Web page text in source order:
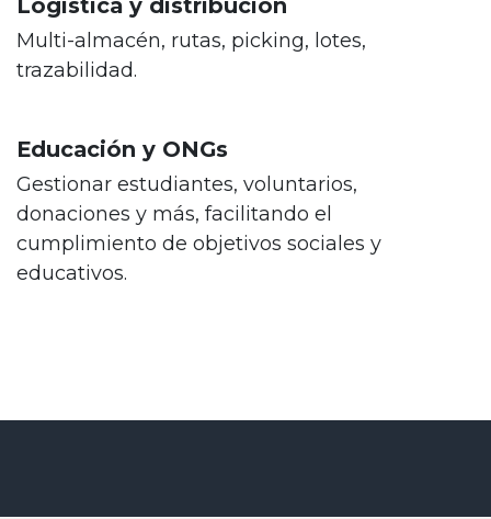
Multi-almacén, rutas, picking, lotes,
trazabilidad.
Educación y ONGs
Gestionar estudiantes, voluntarios,
donaciones y más, facilitando el
cumplimiento de objetivos sociales y
educativos.